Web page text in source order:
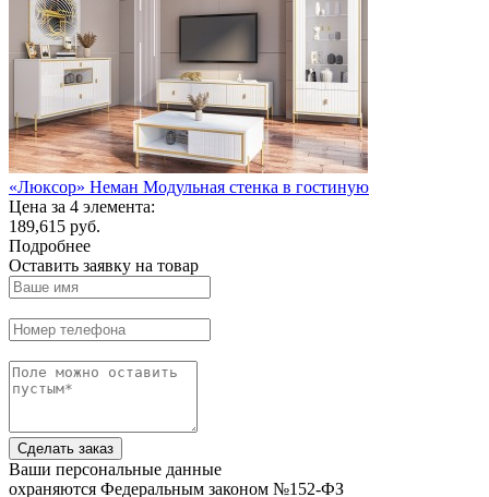
«Люксор» Неман Модульная стенка в гостиную
Цена за 4 элемента:
189,615 руб.
Подробнее
Оставить заявку на товар
Сделать заказ
Ваши персональные данные
охраняются Федеральным законом №152-ФЗ